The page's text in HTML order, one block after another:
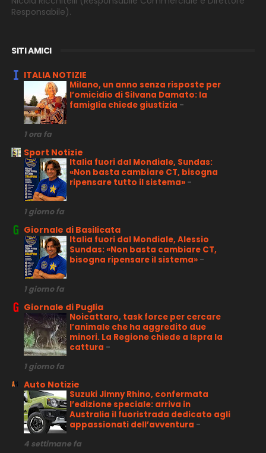
Responsabile).
SITI AMICI
ITALIA NOTIZIE
Milano, un anno senza risposte per
l’omicidio di Silvana Damato: la
famiglia chiede giustizia -
1 ora fa
Sport Notizie
Italia fuori dal Mondiale, Sundas:
«Non basta cambiare CT, bisogna
ripensare tutto il sistema» -
1 giorno fa
Giornale di Basilicata
Italia fuori dal Mondiale, Alessio
Sundas: «Non basta cambiare CT,
bisogna ripensare il sistema» -
1 giorno fa
Giornale di Puglia
Noicattaro, task force per cercare
l’animale che ha aggredito due
minori. La Regione chiede a Ispra la
cattura -
1 giorno fa
Auto Notizie
Suzuki Jimny Rhino, confermata
l’edizione speciale: arriva in
Australia il fuoristrada dedicato agli
appassionati dell’avventura -
4 settimane fa